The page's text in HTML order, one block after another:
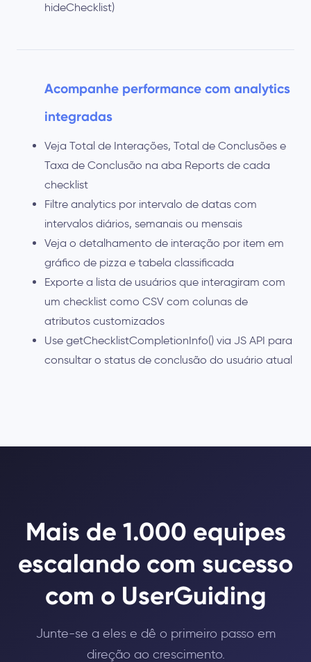
hideChecklist)
Acompanhe performance com analytics
integradas
Veja Total de Interações, Total de Conclusões e
Taxa de Conclusão na aba Reports de cada
checklist
Filtre analytics por intervalo de datas com
intervalos diários, semanais ou mensais
Veja o detalhamento de interação por item em
gráfico de pizza e tabela classificada
Exporte a lista de usuários que interagiram com
um checklist como CSV com colunas de
atributos customizados
Use getChecklistCompletionInfo() via JS API para
consultar o status de conclusão do usuário atual
Mais de 1.000 equipes
escalando com sucesso
com o UserGuiding
Junte-se a eles e dê o primeiro passo em
direção ao crescimento.